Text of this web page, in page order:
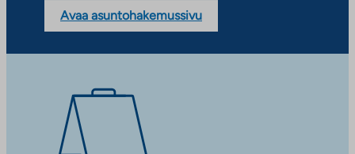
Avaa asuntohakemussivu